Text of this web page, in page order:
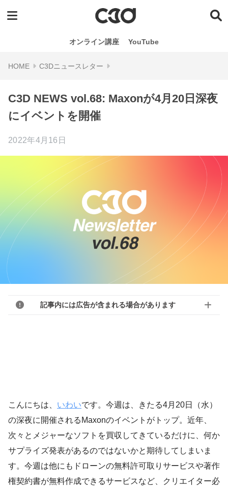
オンライン講座 YouTube
C3Dニュースレター
C3D NEWS vol.68: Maxonが4月20日深夜
にイベントを開催
2022年4月16日
記事内には広告が含まれる場合があります
こんにちは、 いわいです。今週は、きたる4月20日（水）
の深夜に開催されるMaxonのイベントがトップ。近年、
次々とメジャーなソフトを買収してきているだけに、何か
サプライズ発表があるのではないかと期待してしまいま
す。今週は他にもドローンの無料許可取りサービスや著作
権契約書が無料作成できるサービスなど、クリエイター必